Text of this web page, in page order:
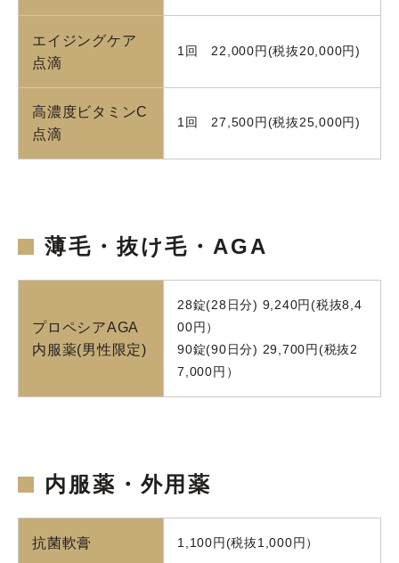
エイジングケア
点滴
1回 22,000円(税抜20,000円)
高濃度ビタミンC
点滴
1回 27,500円(税抜25,000円)
薄毛・抜け毛・AGA
プロペシアAGA
内服薬(男性限定)
28錠(28日分) 9,240円(税抜8,4
00円）
90錠(90日分) 29,700円(税抜2
7,000円）
内服薬・外用薬
抗菌軟膏 1,100円(税抜1,000円）